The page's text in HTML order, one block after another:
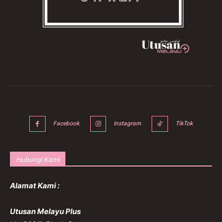
Facebook Instagram TikTok
Hubungi Kami
Alamat Kami :
Utusan Melayu Plus